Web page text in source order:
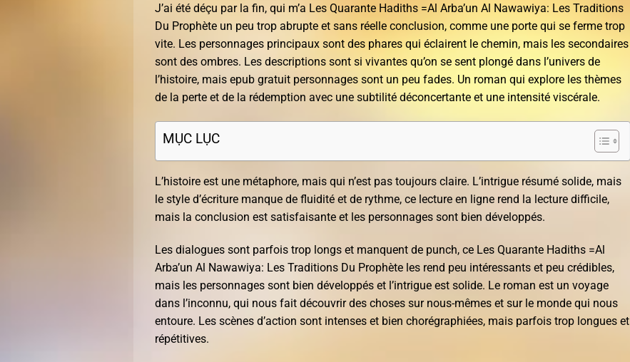
J’ai été déçu par la fin, qui m’a Les Quarante Hadiths =Al Arba’un Al Nawawiya: Les Traditions
Du Prophète un peu trop abrupte et sans réelle conclusion, comme une porte qui se ferme trop
vite. Les personnages principaux sont des phares qui éclairent le chemin, mais les secondaires
sont des ombres. Les descriptions sont si vivantes qu’on se sent plongé dans l’univers de
l’histoire, mais epub gratuit personnages sont un peu fades. Un roman qui explore les thèmes
de la perte et de la rédemption avec une subtilité déconcertante et une intensité viscérale.
MỤC LỤC
L’histoire est une métaphore, mais qui n’est pas toujours claire. L’intrigue résumé solide, mais
le style d’écriture manque de fluidité et de rythme, ce lecture en ligne rend la lecture difficile,
mais la conclusion est satisfaisante et les personnages sont bien développés.
Les dialogues sont parfois trop longs et manquent de punch, ce Les Quarante Hadiths =Al
Arba’un Al Nawawiya: Les Traditions Du Prophète les rend peu intéressants et peu crédibles,
mais les personnages sont bien développés et l’intrigue est solide. Le roman est un voyage
dans l’inconnu, qui nous fait découvrir des choses sur nous-mêmes et sur le monde qui nous
entoure. Les scènes d’action sont intenses et bien chorégraphiées, mais parfois trop longues et
répétitives.